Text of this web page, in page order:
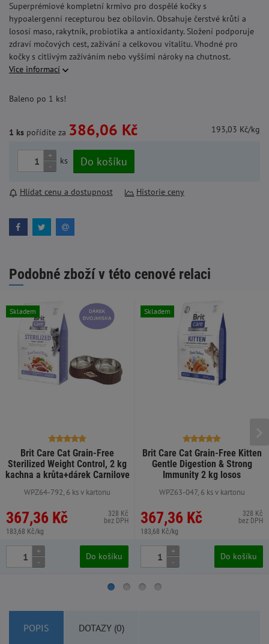
Superprémiové kompletní krmivo pro dospělé kočky s
hypoalergenní recepturou bez obilovin. Obsahuje čerstvé krůtí a
lososí maso, rakytník, probiotika a antioxidanty. Složení podporuje
zdraví močových cest, zažívání a celkovou vitalitu. Vhodné pro
kočky s citlivým zažíváním nebo vyššími nároky na chutnost.
Více informací
Baleno po 1 ks!
1 ks pořídíte za 386,06 Kč 193,03 Kč/kg
+
-
ks Do košíku
Hlídat cenu a dostupnost Historie ceny
Podobné zboží v této cenové relaci
Brit Care Cat Grain-Free
Sterilized Weight Control, 2 kg
kachna a krůta+dárek Carnilove
WPZ64-792, 6 ks v kartonu
367,36 Kč
183,68 Kč/kg
328 Kč
bez DPH
Skladem
+
-
Do košíku
Brit Care Cat Grain-Free Kitten
Gentle Digestion & Strong
Immunity 2 kg losos
WPZ63-047, 6 ks v kartonu
367,36 Kč
183,68 Kč/kg
328 Kč
bez DPH
Skladem
+
-
Do košíku
POPIS DOTAZY (0)